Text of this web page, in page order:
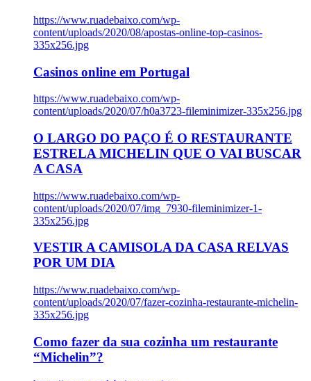
https://www.ruadebaixo.com/wp-
content/uploads/2020/08/apostas-online-top-casinos-
335x256.jpg
Casinos online em Portugal
https://www.ruadebaixo.com/wp-
content/uploads/2020/07/h0a3723-fileminimizer-335x256.jpg
O LARGO DO PAÇO É O RESTAURANTE
ESTRELA MICHELIN QUE O VAI BUSCAR
A CASA
https://www.ruadebaixo.com/wp-
content/uploads/2020/07/img_7930-fileminimizer-1-
335x256.jpg
VESTIR A CAMISOLA DA CASA RELVAS
POR UM DIA
https://www.ruadebaixo.com/wp-
content/uploads/2020/07/fazer-cozinha-restaurante-michelin-
335x256.jpg
Como fazer da sua cozinha um restaurante
“Michelin”?